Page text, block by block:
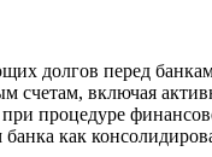
долгов перед
счетам, включая
процедуре
как